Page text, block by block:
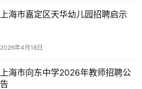
上海市嘉定区天华幼儿园招聘启示
2026年4月18日
上海市向东中学2026年教师招聘公
告